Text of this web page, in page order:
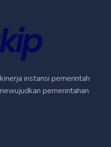
instansi pemerintah
pemerintahan